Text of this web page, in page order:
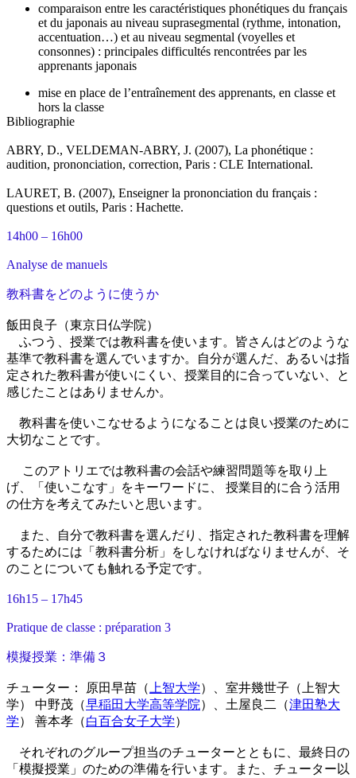
comparaison entre les caractéristiques phonétiques du français
et du japonais au niveau suprasegmental (rythme, intonation,
accentuation…) et au niveau segmental (voyelles et
consonnes) : principales difficultés rencontrées par les
apprenants japonais
mise en place de l’entraînement des apprenants, en classe et
hors la classe
Bibliographie
ABRY, D., VELDEMAN-ABRY, J. (2007), La phonétique :
audition, prononciation, correction, Paris : CLE International.
LAURET, B. (2007), Enseigner la prononciation du français :
questions et outils, Paris : Hachette.
14h00 – 16h00
Analyse de manuels
教科書をどのように使うか
飯田良子（東京日仏学院）
ふつう、授業では教科書を使います。皆さんはどのような
基準で教科書を選んでいますか。自分が選んだ、あるいは指
定された教科書が使いにくい、授業目的に合っていない、と
感じたことはありませんか。
教科書を使いこなせるようになることは良い授業のために
大切なことです。
このアトリエでは教科書の会話や練習問題等を取り上
げ、「使いこなす」をキーワードに、 授業目的に合う活用
の仕方を考えてみたいと思います。
また、自分で教科書を選んだり、指定された教科書を理解
するためには「教科書分析」をしなければなりませんが、そ
のことについても触れる予定です。
16h15 – 17h45
Pratique de classe : préparation 3
模擬授業：準備３
チューター： 原田早苗（ 上智大学）、室井幾世子（上智大
学） 中野茂（早稲田大学高等学院）、土屋良二（津田塾大
学） 善本孝（白百合女子大学）
それぞれのグループ担当のチューターとともに、最終日の
「模擬授業」のための準備を行います。また、チューター以